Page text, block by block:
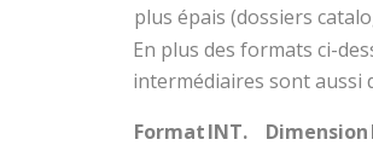
plus épais (dossiers
En plus des formats ci-
intermédiaires sont aussi
FormatINT. Dimension